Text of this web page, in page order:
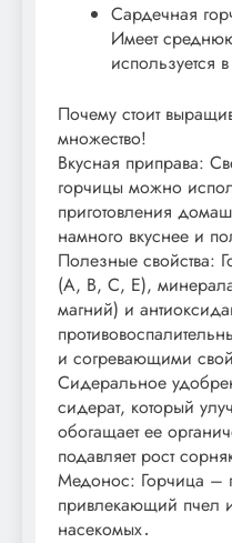
Сардечная
Имеет
используется
Почему стоит
множество!
Вкусная приправа:
горчицы можно
приготовления
намного вкуснее и
Полезные свойства:
(A, B, C, E),
магний) и
и согревающими
Сидеральное
сидерат, который
обогащает ее
подавляет рост
Медонос: Горчица –
привлекающий пчел
насекомых․